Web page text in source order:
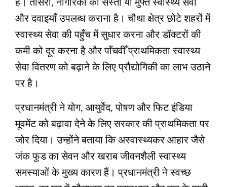
है। तीसरा, नागरिकों को सस्ती या मुफ्त स्वास्थ्य सेवा
और दवाइयाँ उपलब्ध कराना है। चौथा क्षेत्र छोटे शहरों में
स्वास्थ्य सेवा की पहुँच में सुधार करना और डॉक्टरों की
कमी को दूर करना है और पाँचवीँ प्राथमिकता स्वास्थ्य
सेवा वितरण को बढ़ाने के लिए प्रौद्योगिकी का लाभ उठाने
पर है।
प्रधानमंत्री ने योग, आयुर्वेद, पोषण और फिट इंडिया
मूवमेंट को बढ़ावा देने के लिए सरकार की प्राथमिकता पर
जोर दिया। उन्होंने बताया कि अस्वास्थ्यकर आहार जैसे
जंक फूड का सेवन और खराब जीवनशैली स्वास्थ्य
समस्याओं के मुख्य कारण हैं। प्रधानमंत्री ने स्वच्छ